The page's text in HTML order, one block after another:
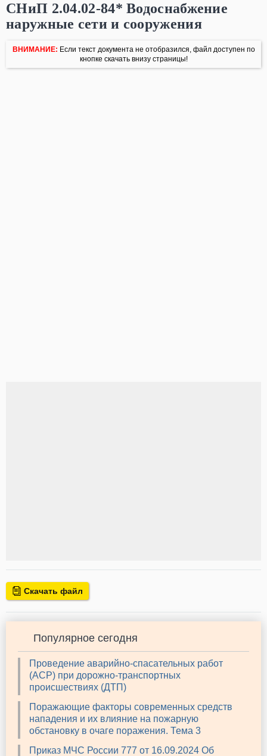
СНиП 2.04.02-84* Водоснабжение
наружные сети и сооружения
ВНИМАНИЕ: Если текст документа не отобразился, файл доступен по
кнопке скачать внизу страницы!
Скачать файл
Популярное сегодня
Проведение аварийно-спасательных работ
(АСР) при дорожно-транспортных
происшествиях (ДТП)
Поражающие факторы современных средств
нападения и их влияние на пожарную
обстановку в очаге поражения. Тема 3
Приказ МЧС России 777 от 16.09.2024 Об